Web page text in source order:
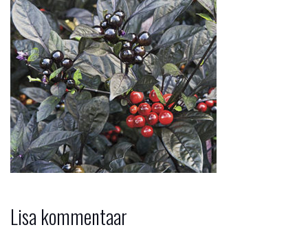
Lisa kommentaar